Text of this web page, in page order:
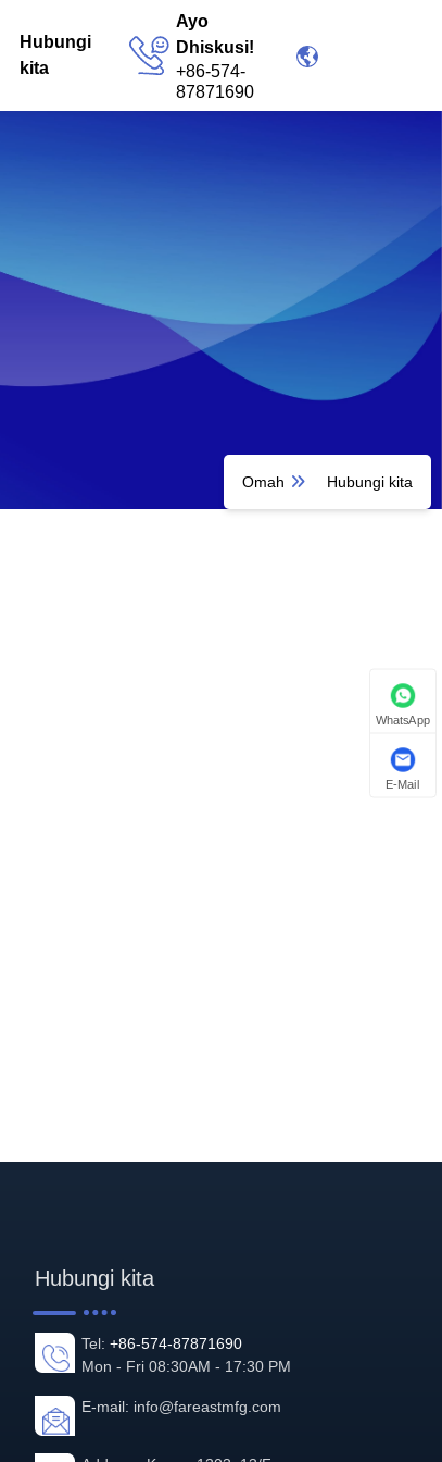
Hubungi
kita
Ayo
Dhiskusi!
+86-574-
87871690
Omah Hubungi kita
Hubungi kita
Tel: +86-574-87871690
Mon - Fri 08:30AM - 17:30 PM
E-mail: info@fareastmfg.com
WhatsApp
E-Mail